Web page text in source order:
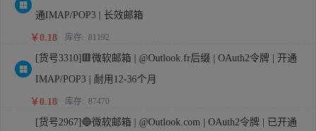
通IMAP/POP3 | 长效邮箱
￥0.18 库存: 81192
[货号3310]🟥微软邮箱 | @Outlook.fr后缀 | OAuth2令牌 | 开通
IMAP/POP3 | 耐用12-36个月
￥0.18 库存: 87470
[货号2967]🔵微软邮箱 | @Outlook.com | OAuth2令牌 | 已开通